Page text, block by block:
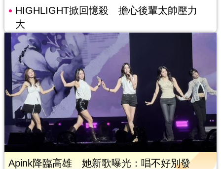
HIGHLIGHT掀回憶殺 擔心後輩太帥壓力
大
Apink降臨高雄 她新歌曝光：唱不好別發